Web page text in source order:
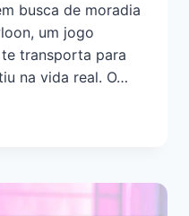
busca de moradia
um jogo
transporta para
na vida real. O…